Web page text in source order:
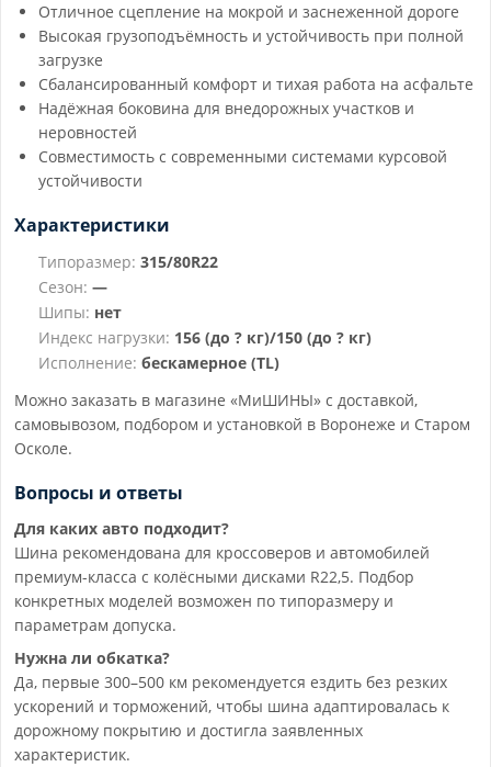
Отличное сцепление на мокрой и заснеженной дороге
Высокая грузоподъёмность и устойчивость при полной
загрузке
Сбалансированный комфорт и тихая работа на асфальте
Надёжная боковина для внедорожных участков и
неровностей
Совместимость с современными системами курсовой
устойчивости
Характеристики
Типоразмер: 315/80R22
Сезон: —
Шипы: нет
Индекс нагрузки: 156 (до ? кг)/150 (до ? кг)
Исполнение: бескамерное (TL)
Можно заказать в магазине «МиШИНЫ» с доставкой,
самовывозом, подбором и установкой в Воронеже и Старом
Осколе.
Вопросы и ответы
Для каких авто подходит?
Шина рекомендована для кроссоверов и автомобилей
премиум-класса с колёсными дисками R22,5. Подбор
конкретных моделей возможен по типоразмеру и
параметрам допуска.
Нужна ли обкатка?
Да, первые 300–500 км рекомендуется ездить без резких
ускорений и торможений, чтобы шина адаптировалась к
дорожному покрытию и достигла заявленных
характеристик.